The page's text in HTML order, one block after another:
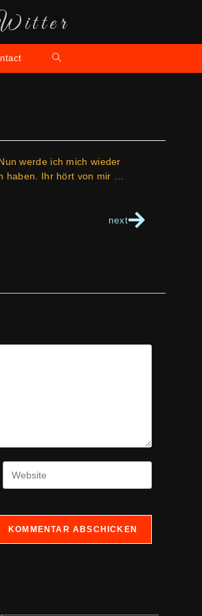
werde ich mich wieder
haben. Ihr hört von mir …
next